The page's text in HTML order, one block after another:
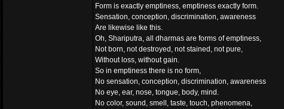
Form is exactly emptiness, emptiness exactly form.
Sensation, conception, discrimination, awareness
Are likewise like this.
Oh, Shariputra, all dharmas are forms of emptiness,
Not born, not destroyed, not stained, not pure,
Without loss, without gain.
So in emptiness there is no form,
No sensation, conception, discrimination, awareness
No eye, ear, nose, tongue, body, mind.
No color, sound, smell, taste, touch, phenomena,